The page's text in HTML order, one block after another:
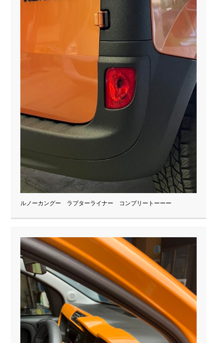
ルノーカングー ラプターライナー コンプリートーーー